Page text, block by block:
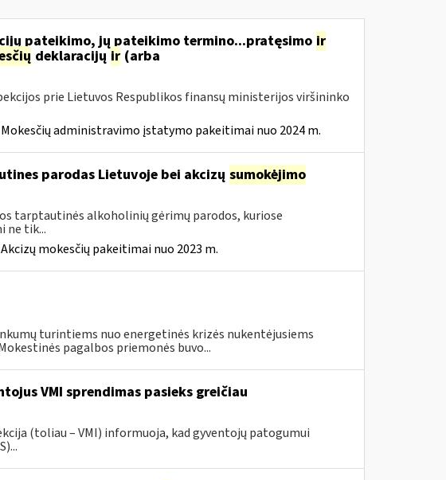
pateikimo, jų pateikimo termino...pratęsimo ir
deklaracijų ir(arba
prie Lietuvos Respublikos finansų ministerijos viršininko
Mokesčių administravimo įstatymo pakeitimai nuo 2024 m.
parodas Lietuvoje bei akcizų sumokėjimo
tarptautinės alkoholinių gėrimų parodos, kuriose
ne tik...
Akcizų mokesčių pakeitimai nuo 2023 m.
turintiems nuo energetinės krizės nukentėjusiems
pagalbos priemonės buvo...
VMI sprendimas pasieks greičiau
(toliau – VMI) informuoja, kad gyventojų patogumui